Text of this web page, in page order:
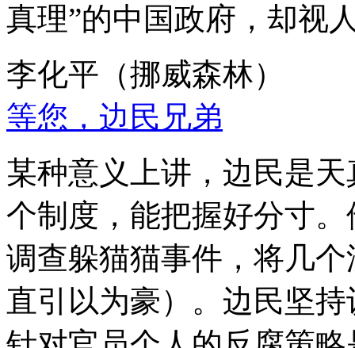
真理”的中国政府，却视
李化平（挪威森林）
等您，边民兄弟
某种意义上讲，边民是
个制度，能把握好分寸
调查躲猫猫事件，将几
直引以为豪）。边民坚